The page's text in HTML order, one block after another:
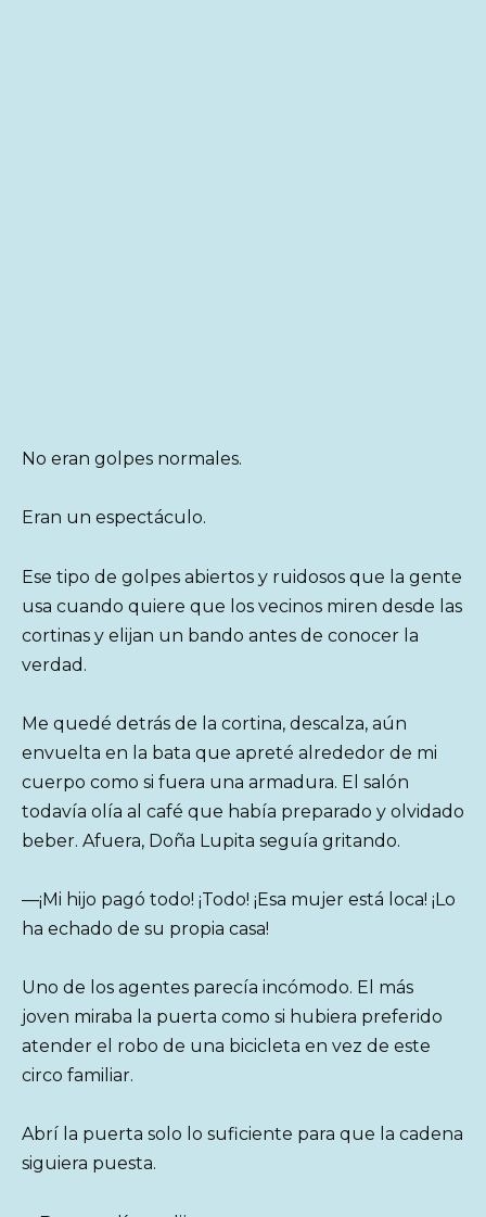
No eran golpes normales.
Eran un espectáculo.
Ese tipo de golpes abiertos y ruidosos que la gente
usa cuando quiere que los vecinos miren desde las
cortinas y elijan un bando antes de conocer la
verdad.
Me quedé detrás de la cortina, descalza, aún
envuelta en la bata que apreté alrededor de mi
cuerpo como si fuera una armadura. El salón
todavía olía al café que había preparado y olvidado
beber. Afuera, Doña Lupita seguía gritando.
—¡Mi hijo pagó todo! ¡Todo! ¡Esa mujer está loca! ¡Lo
ha echado de su propia casa!
Uno de los agentes parecía incómodo. El más
joven miraba la puerta como si hubiera preferido
atender el robo de una bicicleta en vez de este
circo familiar.
Abrí la puerta solo lo suficiente para que la cadena
siguiera puesta.